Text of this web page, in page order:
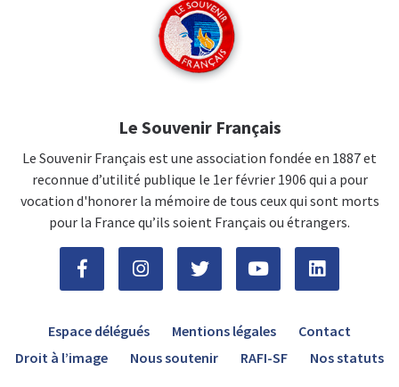
Le Souvenir Français
Le Souvenir Français est une association fondée en 1887 et
reconnue d’utilité publique le 1er février 1906 qui a pour
vocation d'honorer la mémoire de tous ceux qui sont morts
pour la France qu’ils soient Français ou étrangers.
Espace délégués Mentions légales
Contact
Droit à l’image
Nous soutenir RAFI-SF Nos statuts